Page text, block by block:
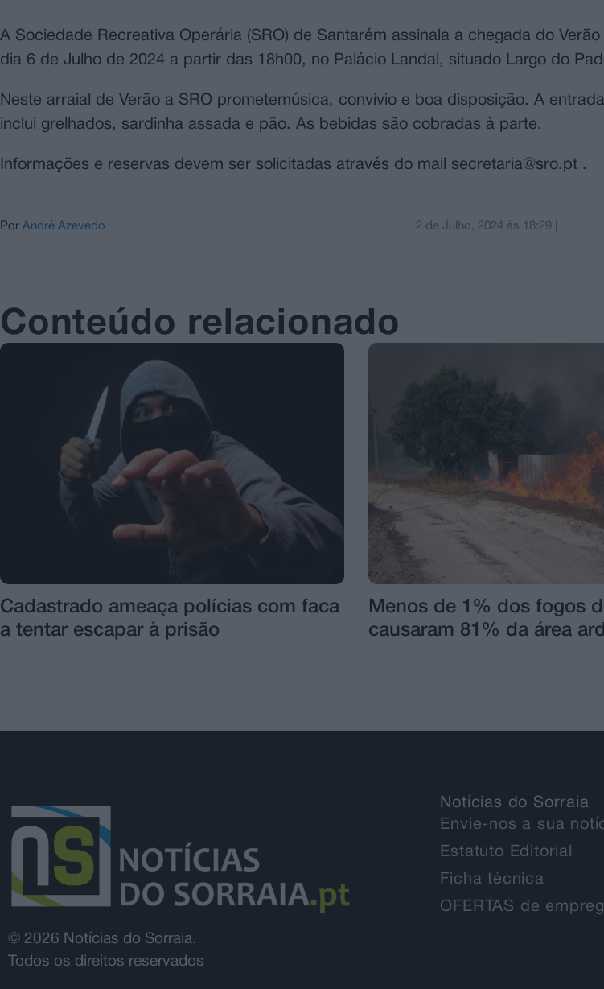
A Sociedade Recreativa Operária (SRO) de Santarém assinala a chegada do
dia 6 de Julho de 2024 a partir das 18h00, no Palácio Landal, situado Largo do
Neste arraial de Verão a SRO prometemúsica, convívio e boa disposição. A
inclui grelhados, sardinha assada e pão. As bebidas são cobradas à parte.
Informações e reservas devem ser solicitadas através do mail secretaria@sro.pt .
Por André Azevedo 2 de Julho, 2024 às 18:29
Conteúdo relacionado
Cadastrado ameaça polícias com faca
a tentar escapar à prisão
Menos de 1% dos fogos
causaram 81% da área
© 2026 Notícias do Sorraia.
Todos os direitos reservados
Notícias do Sorraia
Envie-nos a sua
Estatuto Editorial
Ficha técnica
OFERTAS de